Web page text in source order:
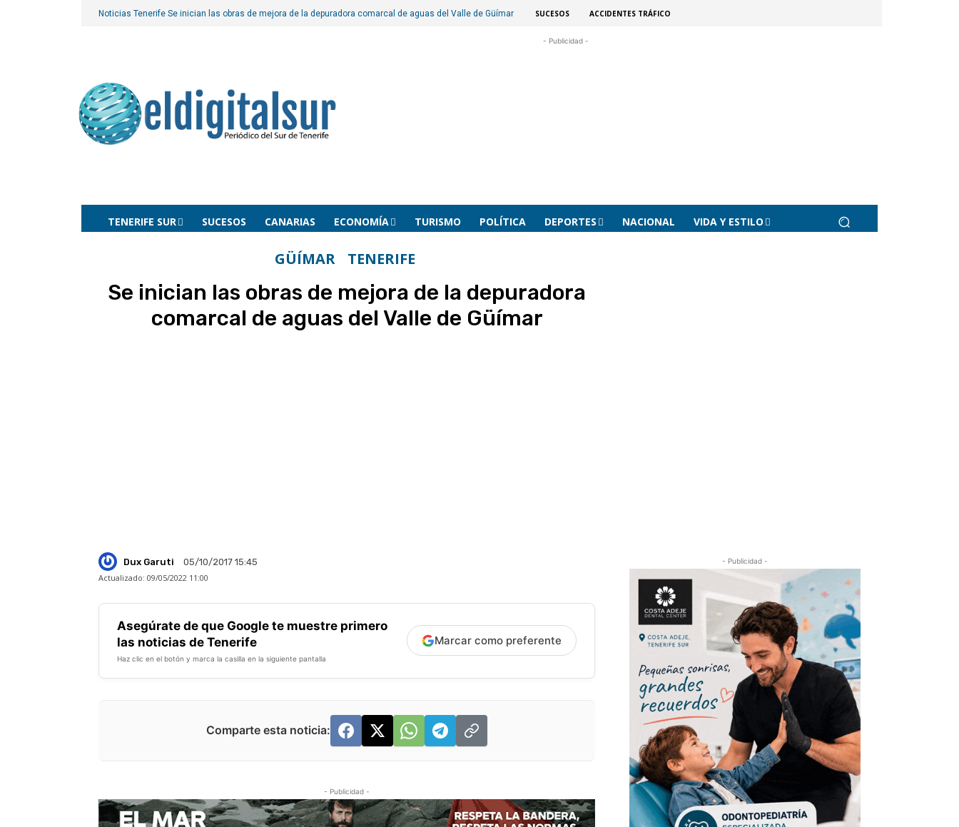
Noticias Tenerife Se inician las obras de mejora de la depuradora comarcal de aguas del Valle de Güímar SUCESOS ACCIDENTES TRÁFICO
- Publicidad -
TENERIFE SUR SUCESOS CANARIAS ECONOMÍA TURISMO POLÍTICA DEPORTES NACIONAL VIDA Y ESTILO
GÜÍMAR TENERIFE
Se inician las obras de mejora de la depuradora
comarcal de aguas del Valle de Güímar
Dux Garuti
05/10/2017 15:45
Actualizado: 09/05/2022 11:00
Asegúrate de que Google te muestre primero
las noticias de Tenerife
Haz clic en el botón y marca la casilla en la siguiente pantalla
Marcar como preferente
Comparte esta noticia:
- Publicidad -
- Publicidad -